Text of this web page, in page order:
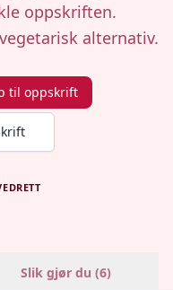
oppskriften.
alternativ.
til oppskrift
Slik gjør du (6)